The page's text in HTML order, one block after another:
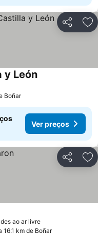
Partilhar
y León
Boñar
Ver preços
Partilhar
ao ar livre
16.1 km de Boñar